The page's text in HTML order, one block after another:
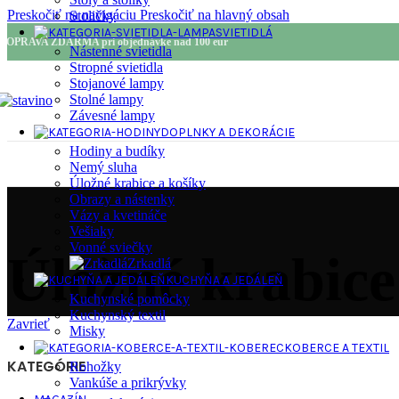
Preskočiť na navigáciu Preskočiť na hlavný obsah
ZDARMA pri objednávke nad 100 eur
Stoličky
SVIETIDLÁ
Nástenné svietidla
Stropné svietidla
Stojanové lampy
Stolné lampy
Závesné lampy
DOPLNKY A DEKORÁCIE
Hodiny a budíky
Nemý sluha
Úložné krabice a košíky
Obrazy a nástenky
Vázy a kvetináče
Vešiaky
Vonné sviečky
Zrkadlá
KUCHYŇA A JEDÁLEŇ
Kuchynské pomôcky
Kuchynský textil
Misky
KOBERCE A TEXTIL
Rohožky
Vankúše a prikrývky
Úložné
Zavrieť
KATEGÓRIE